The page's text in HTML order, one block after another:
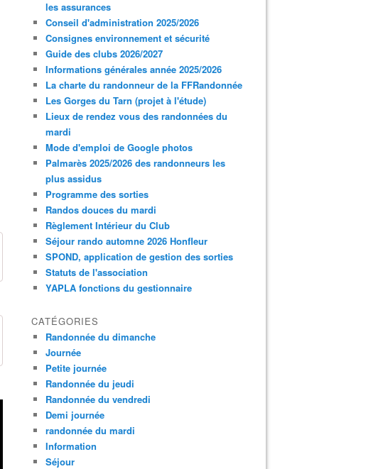
les assurances
Conseil d'administration 2025/2026
Consignes environnement et sécurité
Guide des clubs 2026/2027
Informations générales année 2025/2026
La charte du randonneur de la FFRandonnée
Les Gorges du Tarn (projet à l'étude)
Lieux de rendez vous des randonnées du
mardi
Mode d'emploi de Google photos
Palmarès 2025/2026 des randonneurs les
plus assidus
Programme des sorties
Randos douces du mardi
Règlement Intérieur du Club
Séjour rando automne 2026 Honfleur
SPOND, application de gestion des sorties
Statuts de l'association
YAPLA fonctions du gestionnaire
CATÉGORIES
Randonnée du dimanche
Journée
Petite journée
Randonnée du jeudi
Randonnée du vendredi
Demi journée
randonnée du mardi
Information
Séjour